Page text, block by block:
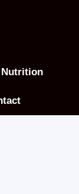
Nutrition